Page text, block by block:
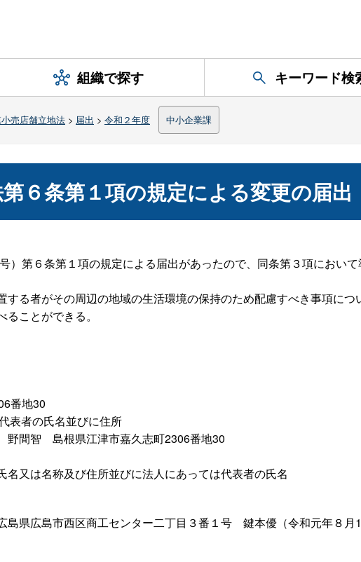
組織で探す キーワード検
売店舗立地法 > 届出 > 令和２年度 中小企業課
６条第１項の規定による変更の届出
）第６条第１項の規定による届出があったので、同条第３項におい
る者がその周辺の地域の生活環境の保持のため配慮すべき事項に
ことができる。
番地30
表者の氏名並びに住所
野間智 島根県江津市嘉久志町2306番地30
又は名称及び住所並びに法人にあっては代表者の氏名
島県広島市西区商工センター二丁目３番１号 鍵本優（令和元年８月